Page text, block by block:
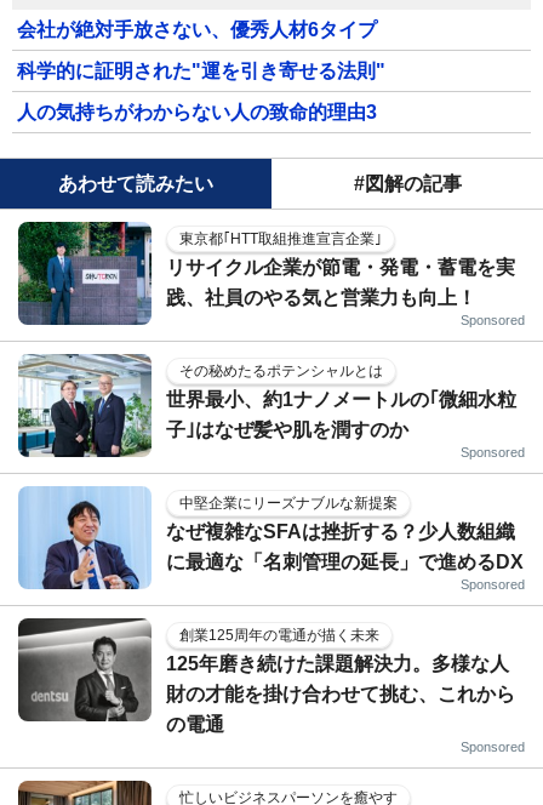
会社が絶対手放さない、優秀人材6タイプ
科学的に証明された"運を引き寄せる法則"
人の気持ちがわからない人の致命的理由3
あわせて読みたい #図解の記事
東京都｢HTT取組推進宣言企業｣
リサイクル企業が節電・発電・蓄電を実
践、社員のやる気と営業力も向上！
Sponsored
その秘めたるポテンシャルとは
世界最小、約1ナノメートルの｢微細水粒
子｣はなぜ髪や肌を潤すのか
Sponsored
中堅企業にリーズナブルな新提案
なぜ複雑なSFAは挫折する？少人数組織
に最適な「名刺管理の延長」で進めるDX
Sponsored
創業125周年の電通が描く未来
125年磨き続けた課題解決力。多様な人
財の才能を掛け合わせて挑む、これから
の電通
Sponsored
忙しいビジネスパーソンを癒やす